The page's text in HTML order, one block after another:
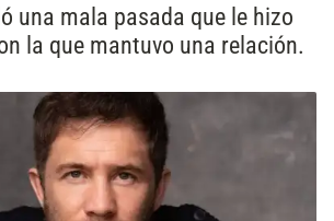
una mala pasada que le hizo
la que mantuvo una relación.